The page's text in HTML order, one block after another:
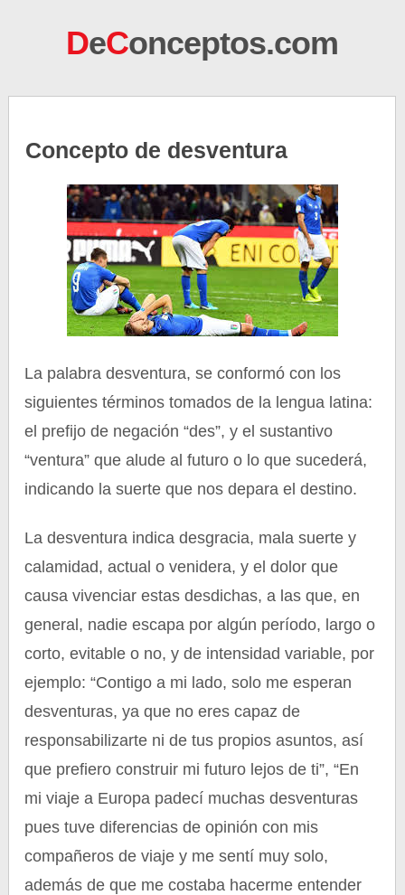
DeConceptos.com
Concepto de desventura
La palabra desventura, se conformó con los
siguientes términos tomados de la lengua latina:
el prefijo de negación “des”, y el sustantivo
“ventura” que alude al futuro o lo que sucederá,
indicando la suerte que nos depara el destino.
La desventura indica desgracia, mala suerte y
calamidad, actual o venidera, y el dolor que
causa vivenciar estas desdichas, a las que, en
general, nadie escapa por algún período, largo o
corto, evitable o no, y de intensidad variable, por
ejemplo: “Contigo a mi lado, solo me esperan
desventuras, ya que no eres capaz de
responsabilizarte ni de tus propios asuntos, así
que prefiero construir mi futuro lejos de ti”, “En
mi viaje a Europa padecí muchas desventuras
pues tuve diferencias de opinión con mis
compañeros de viaje y me sentí muy solo,
además de que me costaba hacerme entender